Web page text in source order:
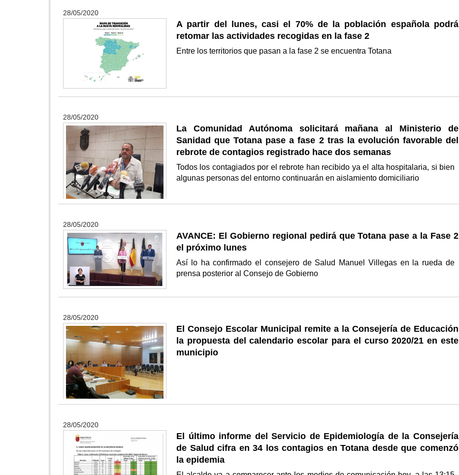
28/05/2020
A partir del lunes, casi el 70% de la población española podrá
retomar las actividades recogidas en la fase 2
Entre los territorios que pasan a la fase 2 se encuentra Totana
28/05/2020
La Comunidad Autónoma solicitará mañana al Ministerio de
Sanidad que Totana pase a fase 2 tras la evolución favorable del
rebrote de contagios registrado hace dos semanas
Todos los contagiados por el rebrote han recibido ya el alta hospitalaria, si bien
algunas personas del entorno continuarán en aislamiento domiciliario
28/05/2020
AVANCE: El Gobierno regional pedirá que Totana pase a la Fase 2
el próximo lunes
Así lo ha confirmado el consejero de Salud Manuel Villegas en la rueda de
prensa posterior al Consejo de Gobierno
28/05/2020
El Consejo Escolar Municipal remite a la Consejería de Educación
la propuesta del calendario escolar para el curso 2020/21 en este
municipio
28/05/2020
El último informe del Servicio de Epidemiología de la Consejería
de Salud cifra en 34 los contagios en Totana desde que comenzó
la epidemia